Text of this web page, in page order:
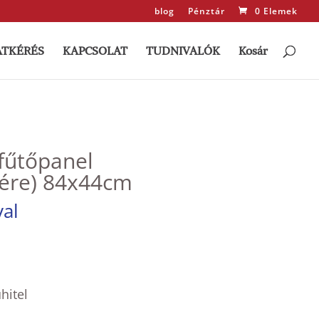
blog Pénztár 0 Elemek
KAPCSOLAT TUDNIVALÓK Kosár
84x44cm